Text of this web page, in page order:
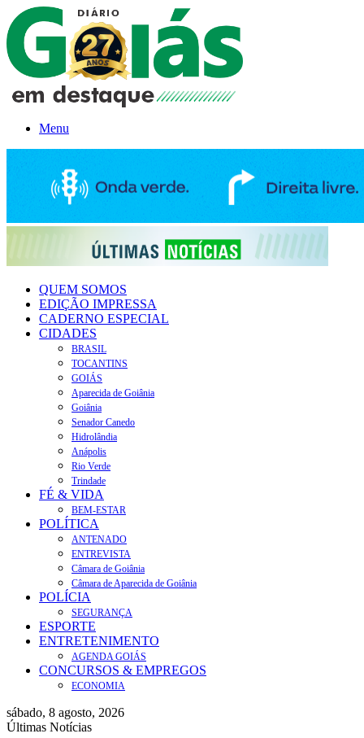
Menu
QUEM SOMOS
EDIÇÃO IMPRESSA
CADERNO ESPECIAL
CIDADES
BRASIL
TOCANTINS
GOIÁS
Aparecida de Goiânia
Goiânia
Senador Canedo
Hidrolândia
Anápolis
Rio Verde
Trindade
FÉ & VIDA
BEM-ESTAR
POLÍTICA
ANTENADO
ENTREVISTA
Câmara de Goiânia
Câmara de Aparecida de Goiânia
POLÍCIA
SEGURANÇA
ESPORTE
ENTRETENIMENTO
AGENDA GOIÁS
CONCURSOS & EMPREGOS
ECONOMIA
sábado, 8 agosto, 2026
Últimas Notícias